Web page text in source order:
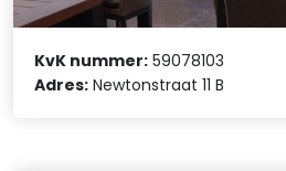
KvK nummer: 59078103
Adres: Newtonstraat 11 B